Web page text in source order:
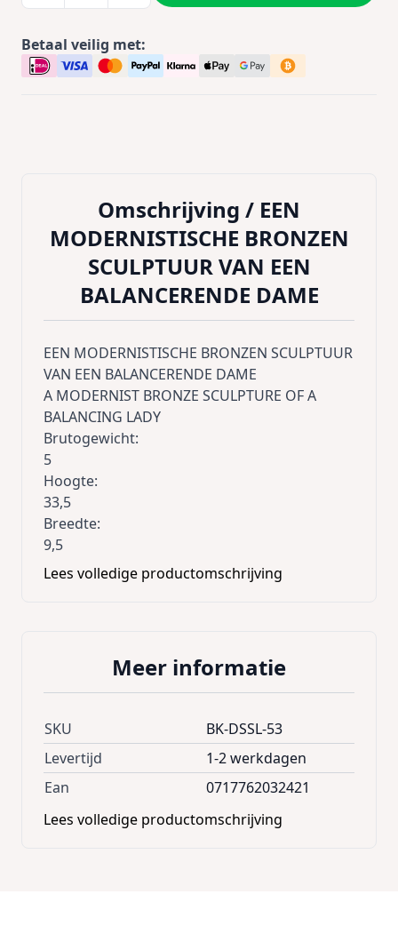
Betaal veilig met:
Omschrijving / EEN
MODERNISTISCHE BRONZEN
SCULPTUUR VAN EEN
BALANCERENDE DAME
EEN MODERNISTISCHE BRONZEN SCULPTUUR
VAN EEN BALANCERENDE DAME
A MODERNIST BRONZE SCULPTURE OF A
BALANCING LADY
Brutogewicht:
5
Hoogte:
33,5
Breedte:
9,5
Lengte:
Lees volledige productomschrijving
Meer informatie
SKU
BK-DSSL-53
Levertijd
1-2 werkdagen
Ean
0717762032421
Lees volledige productomschrijving